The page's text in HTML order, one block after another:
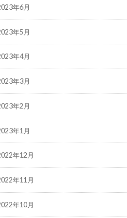
年6月
年5月
年4月
年3月
年2月
年1月
年12月
年11月
年10月